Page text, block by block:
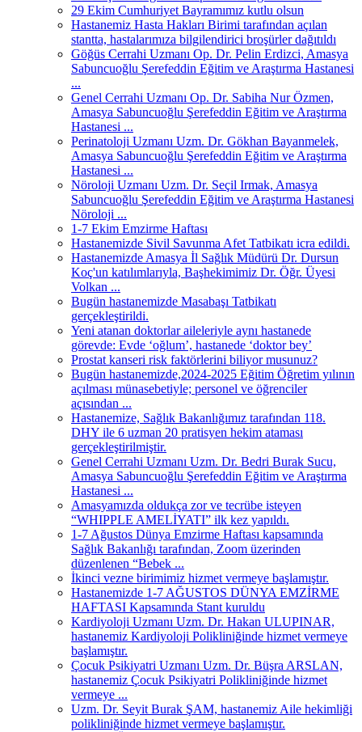
29 Ekim Cumhuriyet Bayramımız kutlu olsun
Hastanemiz Hasta Hakları Birimi tarafından açılan
stantta, hastalarımıza bilgilendirici broşürler dağıtıldı
Göğüs Cerrahi Uzmanı Op. Dr. Pelin Erdizci, Amasya
Sabuncuoğlu Şerefeddin Eğitim ve Araştırma Hastanesi
...
Genel Cerrahi Uzmanı Op. Dr. Sabiha Nur Özmen,
Amasya Sabuncuoğlu Şerefeddin Eğitim ve Araştırma
Hastanesi ...
Perinatoloji Uzmanı Uzm. Dr. Gökhan Bayanmelek,
Amasya Sabuncuoğlu Şerefeddin Eğitim ve Araştırma
Hastanesi ...
Nöroloji Uzmanı Uzm. Dr. Seçil Irmak, Amasya
Sabuncuoğlu Şerefeddin Eğitim ve Araştırma Hastanesi
Nöroloji ...
1-7 Ekim Emzirme Haftası
Hastanemizde Sivil Savunma Afet Tatbikatı icra edildi.
Hastanemizde Amasya İl Sağlık Müdürü Dr. Dursun
Koç'un katılımlarıyla, Başhekimimiz Dr. Öğr. Üyesi
Volkan ...
Bugün hastanemizde Masabaşı Tatbikatı
gerçekleştirildi.
Yeni atanan doktorlar aileleriyle aynı hastanede
görevde: Evde ‘oğlum’, hastanede ‘doktor bey’
Prostat kanseri risk faktörlerini biliyor musunuz?
Bugün hastanemizde,2024-2025 Eğitim Öğretim yılının
açılması münasebetiyle; personel ve öğrenciler
açısından ...
Hastanemize, Sağlık Bakanlığımız tarafından 118.
DHY ile 6 uzman 20 pratisyen hekim ataması
gerçekleştirilmiştir.
Genel Cerrahi Uzmanı Uzm. Dr. Bedri Burak Sucu,
Amasya Sabuncuoğlu Şerefeddin Eğitim ve Araştırma
Hastanesi ...
Amasyamızda oldukça zor ve tecrübe isteyen
“WHIPPLE AMELİYATI” ilk kez yapıldı.
1-7 Ağustos Dünya Emzirme Haftası kapsamında
Sağlık Bakanlığı tarafından, Zoom üzerinden
düzenlenen “Bebek ...
İkinci vezne birimimiz hizmet vermeye başlamıştır.
Hastanemizde 1-7 AĞUSTOS DÜNYA EMZİRME
HAFTASI Kapsamında Stant kuruldu
Kardiyoloji Uzmanı Uzm. Dr. Hakan ULUPINAR,
hastanemiz Kardiyoloji Polikliniğinde hizmet vermeye
başlamıştır.
Çocuk Psikiyatri Uzmanı Uzm. Dr. Büşra ARSLAN,
hastanemiz Çocuk Psikiyatri Polikliniğinde hizmet
vermeye ...
Uzm. Dr. Seyit Burak ŞAM, hastanemiz Aile hekimliği
polikliniğinde hizmet vermeye başlamıştır.